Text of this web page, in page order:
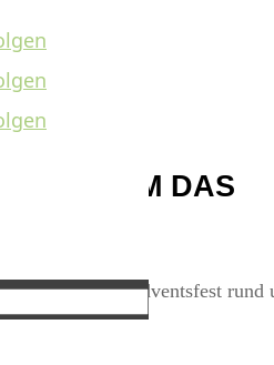
RUND UM DAS
- 14.